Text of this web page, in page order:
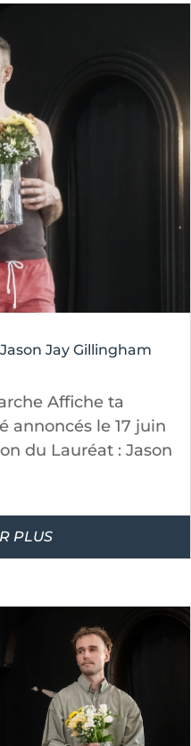
Jay Gillingham
Affiche ta
annoncés le 17 juin
du Lauréat : Jason
PLUS